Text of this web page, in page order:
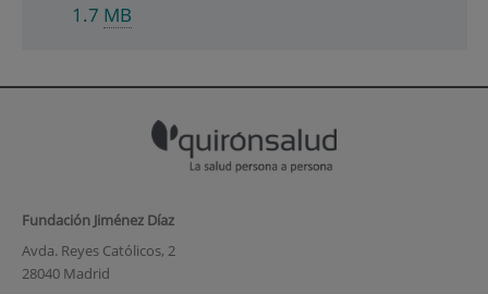
1.7 MB
Fundación Jiménez Díaz
Avda. Reyes Católicos, 2
28040 Madrid